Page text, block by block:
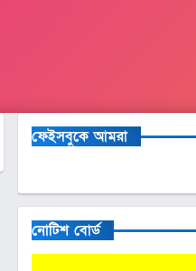
ফেইসবুকে আমরা
নোটিশ বোর্ড